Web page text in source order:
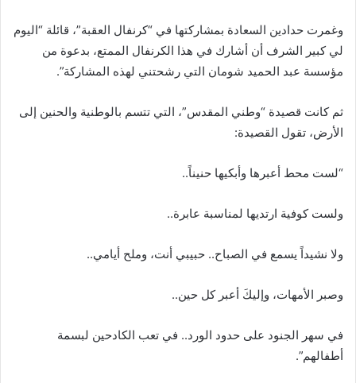
وغمرت حدادين السعادة بمشاركتها في “كرنفال العقبة”، قائلة “اليوم
لي كبير الشرف أن أشارك في هذا الكرنفال الممتع، بدعوة من
مؤسسة عبد الحميد شومان التي رشحتني لهذه المشاركة”.
ثم كانت قصيدة “وطني المقدس”، التي تتسم بالوطنية والحنين إلى
الأرض، تقول القصيدة:
“لست محط أعبرها وأبكيها حنيناً..
ولست كوفية ارتديها لمناسبة عابرة..
ولا نشيداً يسمع في الصباح.. حبيبي أنت، وملح أيامي..
وصبر الأمهات، وإليكَ أعبر كل حين..
في سهر الجنود على حدود الورد.. في تعب الكادحين لبسمة
أطفالهم”.